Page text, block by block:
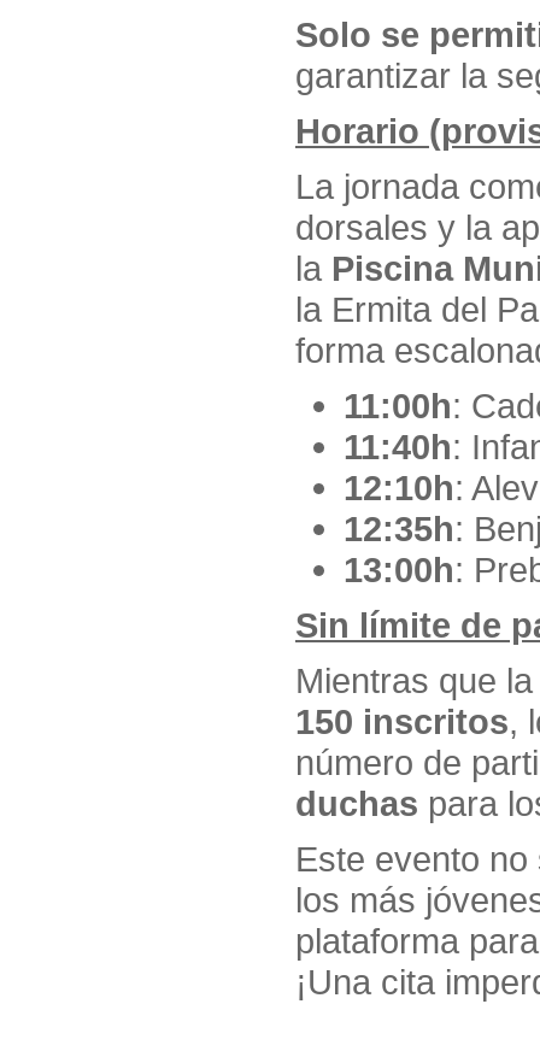
Solo se
garantizar la
Horario
La jornada
dorsales y la
la Piscina
la Ermita del
forma
11:00h:
11:40h:
12:10h:
12:35h:
13:00h:
Sin límite de
Mientras que
150 inscritos,
número de
duchas para
Este evento
los más
plataforma
¡Una cita